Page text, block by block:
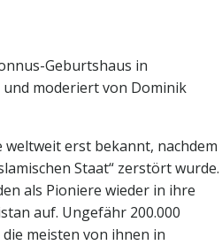
Geburtshaus in
moderiert von Dominik
weltweit erst bekannt, nachdem
Staat“ zerstört wurde.
als Pioniere wieder in ihre
auf. Ungefähr 200.000
meisten von ihnen in